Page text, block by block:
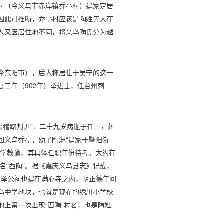
（今义乌市赤岸镇乔亭村）建家定居
此可推断，乔亭村应该是陶姓先人在
又因居住地不同，将义乌陶氏分为越
东阳市），后人称居住于吴宁的这一
二年（902年）举进士，任台州刺
路判尹”，二十九岁病逝于任上，葬
乌乔亭，幼子陶淋“建家于暨阳街
教谕，其具体任职年份待考。大约在
西陶”。据《嘉庆义乌县志》记载，
公祠也建在满心寺之内，明正德年间
中学地块，也就是现在的绣川小学校
第一次出现“西陶”村名，也是陶姓